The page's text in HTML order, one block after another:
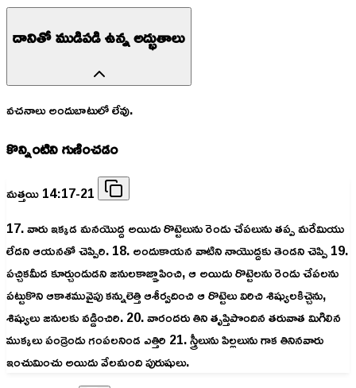
దానితో ముడిపడి ఉన్న అద్భుతాలు
వచనాలు అందుబాటులో లేవు.
కొన్నింటిని గుణించడం
మత్తయి 14:17-21
17. వారు ఇక్కడ మనయొద్ద అయిదు రొట్టెలును రెండు చేపలును తప్ప మరేమియు
లేదని ఆయనతో చెప్పిరి. 18. అందుకాయన వాటిని నాయొద్దకు తెండని చెప్పి 19.
పచ్చికమీద కూర్చుండుడని జనులకాజ్ఞాపించి, ఆ అయిదు రొట్టెలను రెండు చేపలను
పట్టుకొని ఆకాశమువైపు కన్నులెత్తి ఆశీర్వదించి ఆ రొట్టెలు విరిచి శిష్యులకిచ్చెను,
శిష్యులు జనులకు వడ్డించిరి. 20. వారందరు తిని తృప్తిపొందిన తరువాత మిగిలిన
ముక్కలు పండ్రెండు గంపలనిండ ఎత్తిరి 21. స్త్రీలును పిల్లలును గాక తినినవారు
ఇంచుమించు అయిదు వేలమంది పురుషులు.